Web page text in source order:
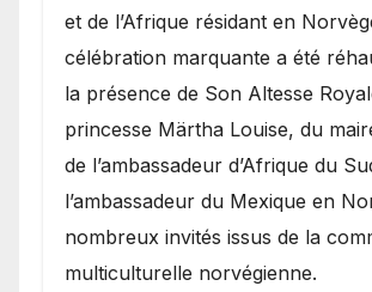
et de l’Afrique résidant en
célébration marquante a été
la présence de Son Altesse
princesse Märtha Louise, du
de l’ambassadeur d’Afrique du
l’ambassadeur du Mexique en
nombreux invités issus de la
multiculturelle norvégienne.